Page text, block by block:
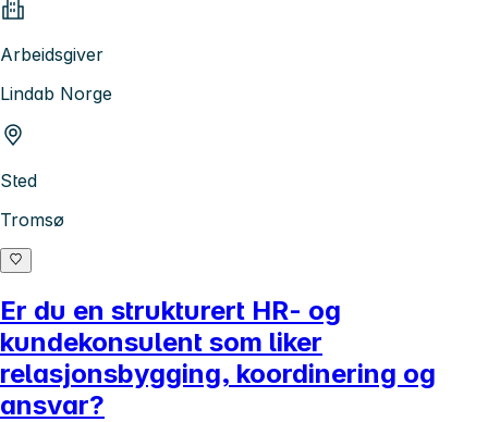
Arbeidsgiver
Lindab Norge
Sted
Tromsø
Er du en strukturert HR- og
kundekonsulent som liker
relasjonsbygging, koordinering og
ansvar?